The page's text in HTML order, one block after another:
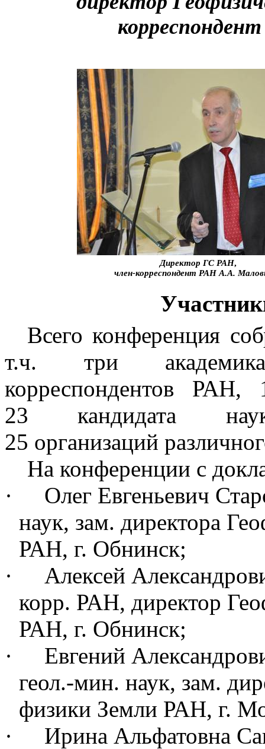
Директор ГС РАН,
член-корреспондент РАН А.А.
Всего конференция
т.ч. три
корреспондентов
23
кандидата
25 организаций
На конференции с
·
Олег Евгеньевич
наук, зам. директора
РАН, г. Обнинск;
·
Алексей
корр. РАН, директор
РАН, г. Обнинск;
·
Евгений
геол.-мин. наук, зам.
физики Земли РАН, г.
·
Ирина Альфатовна